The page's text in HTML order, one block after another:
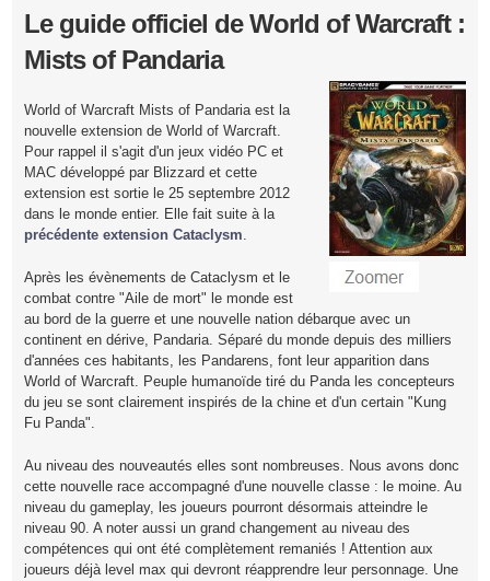
Le guide officiel de World of Warcraft :
Mists of Pandaria
World of Warcraft Mists of Pandaria est la
nouvelle extension de World of Warcraft.
Pour rappel il s'agit d'un jeux vidéo PC et
MAC développé par Blizzard et cette
extension est sortie le 25 septembre 2012
dans le monde entier. Elle fait suite à la
précédente extension Cataclysm.
Après les évènements de Cataclysm et le
combat contre "Aile de mort" le monde est
au bord de la guerre et une nouvelle nation débarque avec un
continent en dérive, Pandaria. Séparé du monde depuis des milliers
d'années ces habitants, les Pandarens, font leur apparition dans
World of Warcraft. Peuple humanoïde tiré du Panda les concepteurs
du jeu se sont clairement inspirés de la chine et d'un certain "Kung
Fu Panda".
Au niveau des nouveautés elles sont nombreuses. Nous avons donc
cette nouvelle race accompagné d'une nouvelle classe : le moine. Au
niveau du gameplay, les joueurs pourront désormais atteindre le
niveau 90. A noter aussi un grand changement au niveau des
compétences qui ont été complètement remaniés ! Attention aux
joueurs déjà level max qui devront réapprendre leur personnage. Une